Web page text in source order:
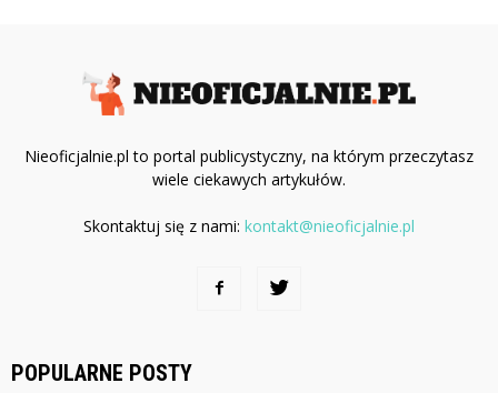
Nieoficjalnie.pl to portal publicystyczny, na którym przeczytasz
wiele ciekawych artykułów.
Skontaktuj się z nami: kontakt@nieoficjalnie.pl
POPULARNE POSTY